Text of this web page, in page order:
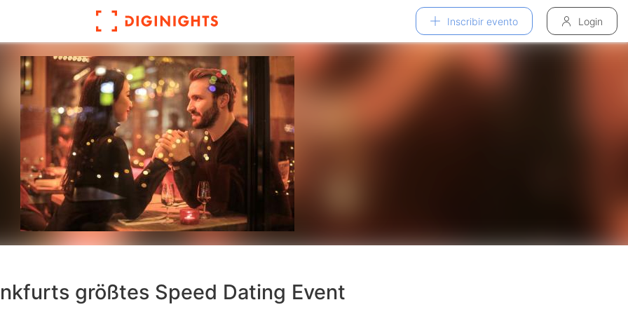
Inscribir evento Login
größtes Speed Dating Event